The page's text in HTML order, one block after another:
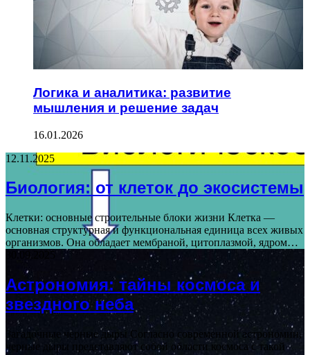
Логика и аналитика: развитие
мышления и решение задач
16.01.2026
12.11.2025
Биология: от клеток до экосистемы
Клетки: основные строительные блоки жизни Клетка —
основная структурная и функциональная единица всех живых
организмов. Она обладает мембраной, цитоплазмой, ядром…
30.09.2025
Астрономия: тайны космоса и
звездного неба
Загадочные черные дыры Согласно современной астрономии,
черные дыры представляют собой области космоса с такой